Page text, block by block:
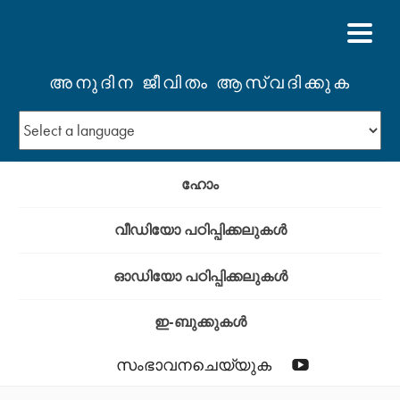
അനുദിന ജീവിതം ആസ്വദിക്കുക
ഹോം
വീഡിയോ പഠിപ്പിക്കലുകള്‍
ഓഡിയോ പഠിപ്പിക്കലുകള്‍
ഇ-ബുക്കുകള്‍
സംഭാവനചെയ്യുക YouTube